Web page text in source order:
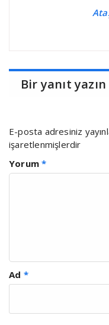
Bir yanıt yazın
E-posta adresiniz
işaretlenmişlerdir
Yorum*
Ad *